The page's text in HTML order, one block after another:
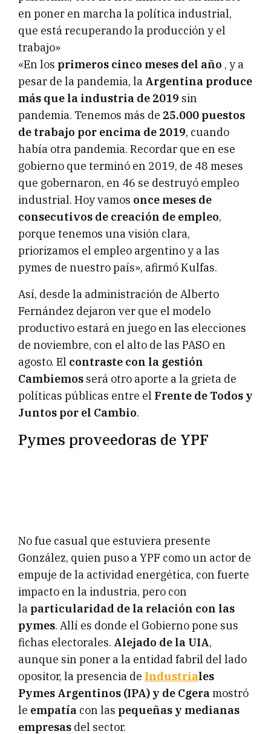
en poner en marcha la política industrial,
que está recuperando la producción y el
trabajo»
«En los primeros cinco meses del año , y a
pesar de la pandemia, la Argentina produce
más que la industria de 2019 sin
pandemia. Tenemos más de 25.000 puestos
de trabajo por encima de 2019, cuando
había otra pandemia. Recordar que en ese
gobierno que terminó en 2019, de 48 meses
que gobernaron, en 46 se destruyó empleo
industrial. Hoy vamos once meses de
consecutivos de creación de empleo,
porque tenemos una visión clara,
priorizamos el empleo argentino y a las
pymes de nuestro país», afirmó Kulfas.
Así, desde la administración de Alberto
Fernández dejaron ver que el modelo
productivo estará en juego en las elecciones
de noviembre, con el alto de las PASO en
agosto. El contraste con la gestión
Cambiemos será otro aporte a la grieta de
políticas públicas entre el Frente de Todos y
Juntos por el Cambio.
Pymes proveedoras de YPF
No fue casual que estuviera presente
González, quien puso a YPF como un actor de
empuje de la actividad energética, con fuerte
impacto en la industria, pero con
la particularidad de la relación con las
pymes. Allí es donde el Gobierno pone sus
fichas electorales. Alejado de la UIA,
aunque sin poner a la entidad fabril del lado
opositor, la presencia de Industriales
Pymes Argentinos (IPA) y de Cgeramostró
le empatía con las pequeñas y medianas
empresas del sector.